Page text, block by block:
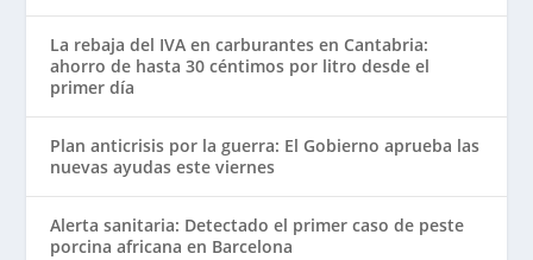
La rebaja del IVA en carburantes en Cantabria:
ahorro de hasta 30 céntimos por litro desde el
primer día
Plan anticrisis por la guerra: El Gobierno aprueba las
nuevas ayudas este viernes
Alerta sanitaria: Detectado el primer caso de peste
porcina africana en Barcelona